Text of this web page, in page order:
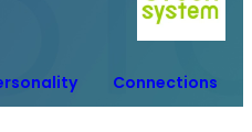
Connections